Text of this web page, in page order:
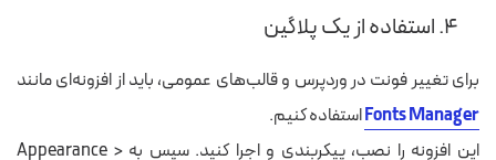
۴. استفاده از یک پلاگین
برای تغییر فونت در وردپرس و قالب‌های عمومی، باید از افزونه‌ای مانند
Fonts Managerاستفاده کنیم.
این افزونه را نصب، پیکربندی و اجرا کنید. سپس به Appearance >